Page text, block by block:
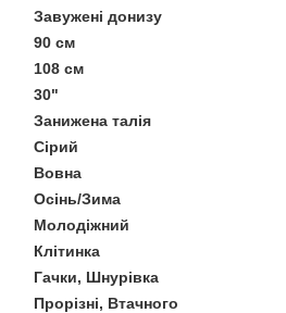
Завужені донизу
90 см
108 см
30"
Занижена талія
Сірий
Вовна
Осінь/Зима
Молодіжний
Клітинка
Гачки, Шнурівка
Прорізні, Втачного